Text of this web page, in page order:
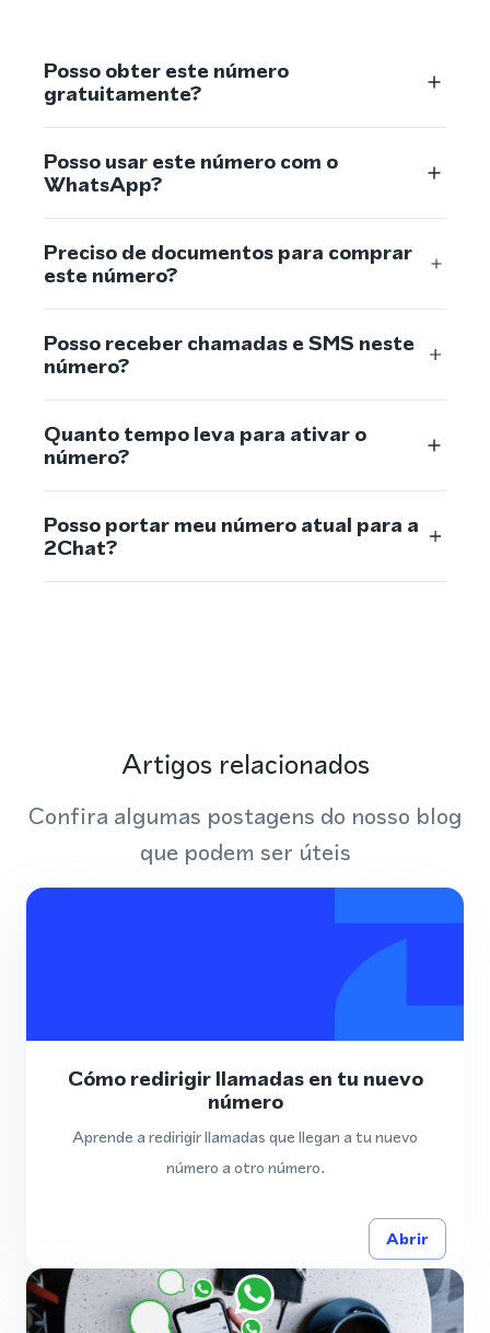
Posso obter este número
gratuitamente?
Posso usar este número com o
WhatsApp?
Preciso de documentos para comprar
este número?
Posso receber chamadas e SMS neste
número?
Quanto tempo leva para ativar o
número?
Posso portar meu número atual para a
2Chat?
Artigos relacionados
Confira algumas postagens do nosso blog
que podem ser úteis
Cómo redirigir llamadas en tu nuevo
número
Aprende a redirigir llamadas que llegan a tu nuevo
número a otro número.
Abrir